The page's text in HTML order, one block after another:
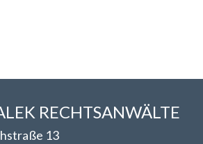
RECHTSANWÄLT​​E
13